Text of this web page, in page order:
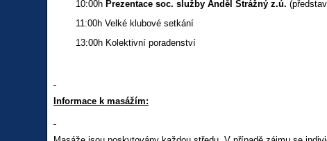
10:00h Prezentace soc. služby Anděl Strážný z.ú.
11:00h Velké klubové setkání
13:00h Kolektivní poradenství
Informace k masážím: